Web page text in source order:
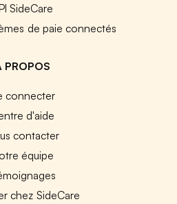
SideCare
de paie connectés
PROPOS
connecter
d'aide
contacter
équipe
chez SideCare